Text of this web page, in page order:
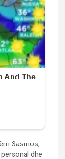
Sasmos,
dhe